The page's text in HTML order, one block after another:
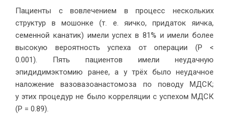
Пациенты с вовлечением в процесс нескольких
структур в мошонке (т. е. яичко, придаток яичка,
семенной канатик) имели успех в 81% и имели более
высокую вероятность успеха от операции (Р <
0.001). Пять пациентов имели неудачную
эпидидимэктомию ранее, а у трёх было неудачное
наложение вазовазоанастомоза по поводу МДСК;
у этих процедур не было корреляции с успехом МДСК
(P = 0.89).